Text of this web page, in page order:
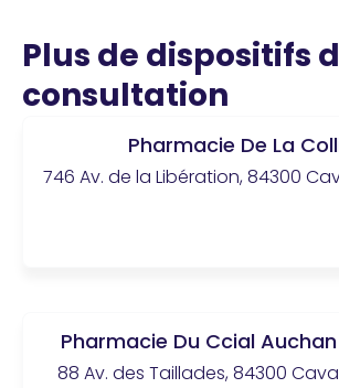
Plus de dispositifs
consultation
Pharmacie De La
746 Av. de la Libération, 84300
Pharmacie Du Ccial
88 Av. des Taillades, 84300